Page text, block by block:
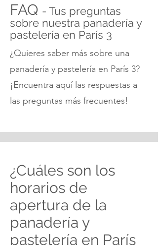
FAQ - Tus preguntas
sobre nuestra panadería y
pastelería en París 3
¿Quieres saber más sobre una
panadería y pastelería en París 3?
¡Encuentra aquí las respuestas a
las preguntas más frecuentes!
¿Cuáles son los
horarios de
apertura de la
panadería y
pastelería en París